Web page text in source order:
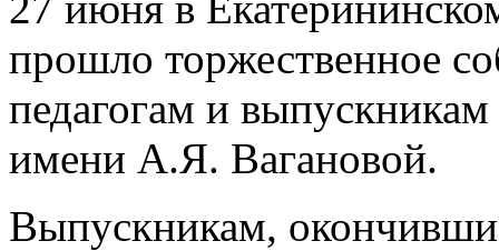
прошло торжественное
педагогам и
имени А.Я. Вагановой.
Выпускникам,